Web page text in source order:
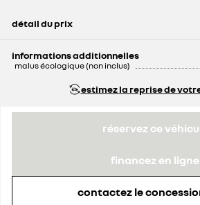
détail du prix
informations additionnelles
malus écologique (non inclus)
estimez la reprise de
réservez ce
financez en ligne
contactez le